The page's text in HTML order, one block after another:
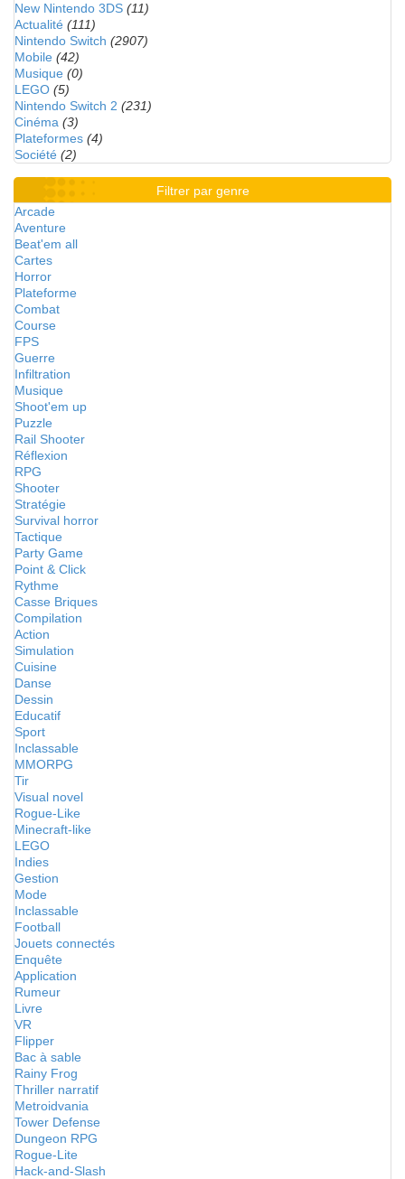
New Nintendo 3DS (11)
Actualité (111)
Nintendo Switch (2907)
Mobile (42)
Musique (0)
LEGO (5)
Nintendo Switch 2 (231)
Cinéma (3)
Plateformes (4)
Société (2)
Filtrer par genre
Arcade
Aventure
Beat'em all
Cartes
Horror
Plateforme
Combat
Course
FPS
Guerre
Infiltration
Musique
Shoot'em up
Puzzle
Rail Shooter
Réflexion
RPG
Shooter
Stratégie
Survival horror
Tactique
Party Game
Point & Click
Rythme
Casse Briques
Compilation
Action
Simulation
Cuisine
Danse
Dessin
Educatif
Sport
Inclassable
MMORPG
Tir
Visual novel
Rogue-Like
Minecraft-like
LEGO
Indies
Gestion
Mode
Inclassable
Football
Jouets connectés
Enquête
Application
Rumeur
Livre
VR
Flipper
Bac à sable
Rainy Frog
Thriller narratif
Metroidvania
Tower Defense
Dungeon RPG
Rogue-Lite
Hack-and-Slash